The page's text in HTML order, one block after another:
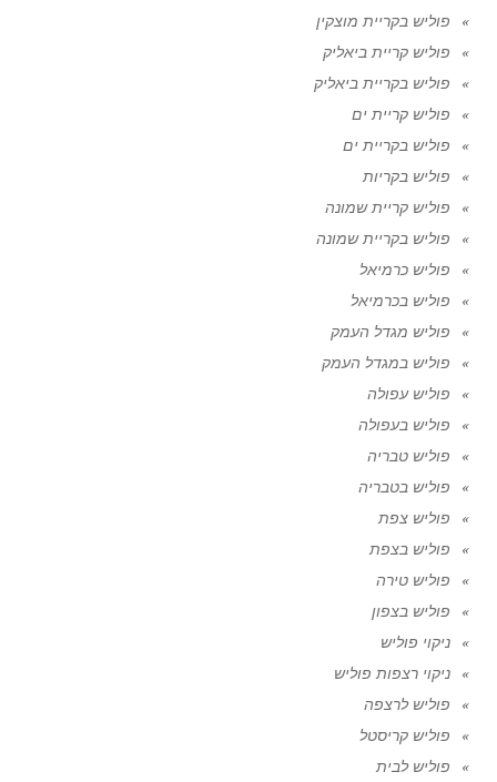
פוליש בקריית מוצקין
פוליש קריית ביאליק
פוליש בקריית ביאליק
פוליש קריית ים
פוליש בקריית ים
פוליש בקריות
פוליש קריית שמונה
פוליש בקריית שמונה
פוליש כרמיאל
פוליש בכרמיאל
פוליש מגדל העמק
פוליש במגדל העמק
פוליש עפולה
פוליש בעפולה
פוליש טבריה
פוליש בטבריה
פוליש צפת
פוליש בצפת
פוליש טירה
פוליש בצפון
ניקוי פוליש
ניקוי רצפות פוליש
פוליש לרצפה
פוליש קריסטל
פוליש לבית